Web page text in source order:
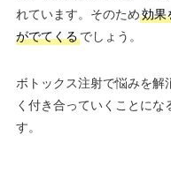
れています。そのため効果
がでてくるでしょう。
ボトックス注射で悩みを解
く付き合っていくことに
す。